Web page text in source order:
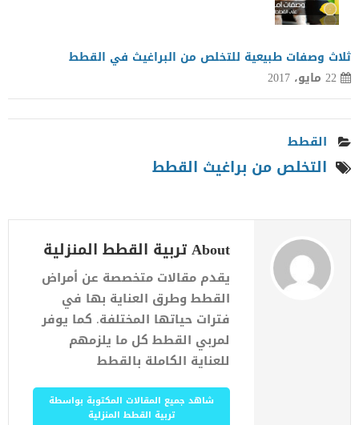
ثلاث وصفات طبيعية للتخلص من البراغيث في القطط
22 مايو، 2017
القطط
التخلص من براغيث القطط
About تربية القطط المنزلية
يقدم مقالات متخصصة عن أمراض
القطط وطرق العناية بها في
فترات حياتها المختلفة. كما يوفر
لمربي القطط كل ما يلزمهم
للعناية الكاملة بالقطط
شاهد جميع المقالات المكتوبة بواسطة
تربية القطط المنزلية